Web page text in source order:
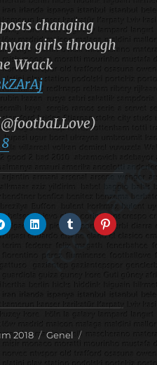
changing
girls through
Wrack
2018 Kategoriler
Genel
Etiketler